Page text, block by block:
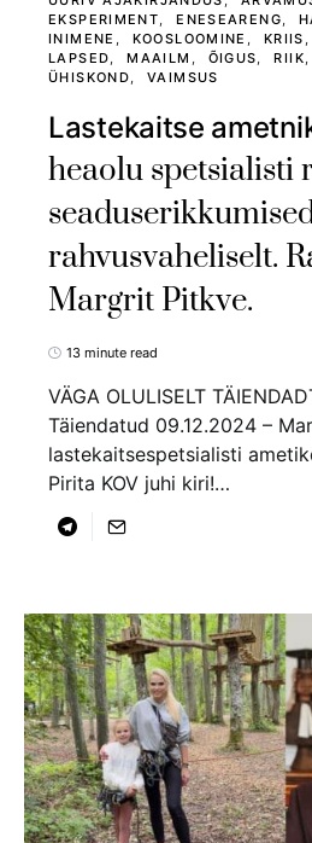
EKSPERIMENT
ENESEARENG
INIMENE
KOOSLOOMINE KRIIS
LAPSED
MAAILM ÕIGUS RIIK
ÜHISKOND
VAIMSUS
Lastekaitse
heaolu spetsialisti
rahvusvaheliselt.
Margrit Pitkve.
13 minute read
VÄGA OLULISELT
Täiendatud 09.12.2024 –
lastekaitsespetsialisti
Pirita KOV juhi kiri!…